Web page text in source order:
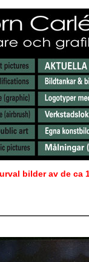
bilder av de